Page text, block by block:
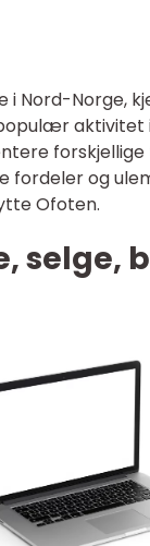
Nord-Norge,
aktivitet
fordeler og
Ofoten.
selge,